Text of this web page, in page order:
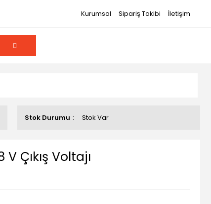
Kurumsal Sipariş Takibi İletişim
Stok Durumu Stok Var
Çıkış Voltajı